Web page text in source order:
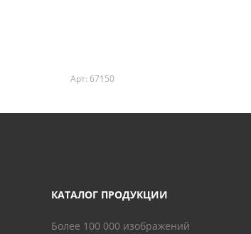
Арт: 67150
КАТАЛОГ ПРОДУКЦИИ
Более 100 000 изображений